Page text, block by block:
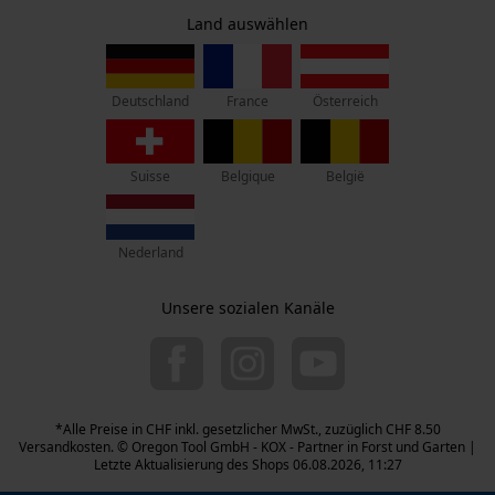
Lise-Meitner-Str. 4
D-70736 Fellbach
Retouren-Adresse:
Beim Erlenwäldchen 14/2
71522 Backnang
Telefon Erreichbarkeit:
Mo.-Fr.: 07:00 - 18:00 Uhr
Land auswählen
Deutschland France Österreich
Suisse Belgique België
Nederland
Unsere sozialen Kanäle
*Alle Preise in CHF inkl. gesetzlicher MwSt., zuzüglich CHF 8.50
Versandkosten. © Oregon Tool GmbH - KOX - Partner in Forst und Garten |
Letzte Aktualisierung des Shops 06.08.2026, 11:27
Personalisierte Startseite
Gespeicherter Warenkorb
Persönliche Begrüßung
Geo-IP und User Detection
YouTube-Videos
Google Maps
Marketing Cookies
Google Global Site Tag
Microsoft Advertising Universal
Event Tracking